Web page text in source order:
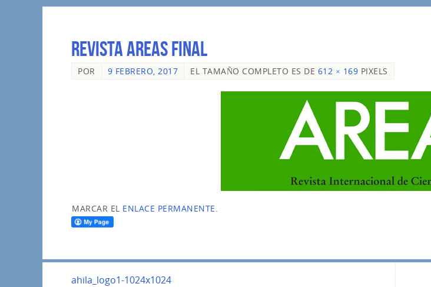
revista areas final
POR 9 FEBRERO, 2017 EL TAMAÑO COMPLETO ES DE 612 × 169 PIXELS
MARCAR EL ENLACE PERMANENTE
ahila_logo1-1024x1024